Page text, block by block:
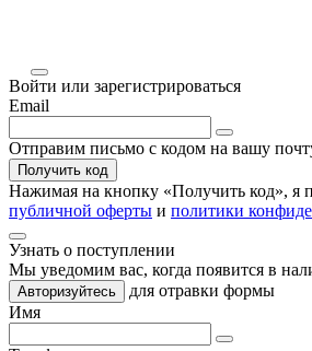
Войти или зарегистрироваться
Email
Отправим письмо с кодом на вашу
Получить код
Нажимая на кнопку «Получить код», я
публичной оферты и политики
Узнать о поступлении
Мы уведомим вас, когда появится в
Авторизуйтесь
для отравки формы
Имя